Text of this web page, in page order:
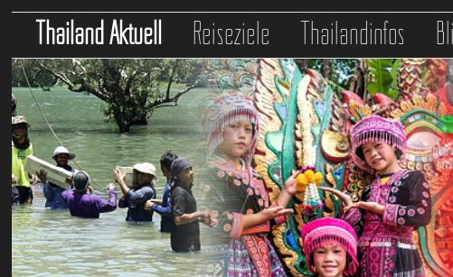
Thailand Aktuell Reiseziele Thailandinfos